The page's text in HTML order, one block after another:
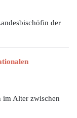
der
im Alter zwischen